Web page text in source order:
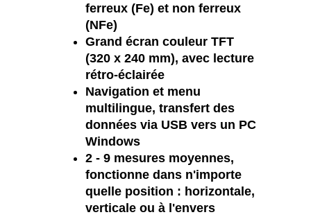
ferreux (Fe) et non ferreux
(NFe)
Grand écran couleur TFT
(320 x 240 mm), avec lecture
rétro-éclairée
Navigation et menu
multilingue, transfert des
données via USB vers un PC
Windows
2 - 9 mesures moyennes,
fonctionne dans n'importe
quelle position : horizontale,
verticale ou à l'envers